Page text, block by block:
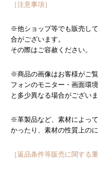
［注意事項］
※他ショップ等でも販売し
合がございます。
その際はご容赦ください。
※商品の画像はお客様がご
フォンのモニター・画面環
と多少異なる場合がござい
※革製品など、素材によっ
かったり、素材の性質上の
［返品条件等販売に関する